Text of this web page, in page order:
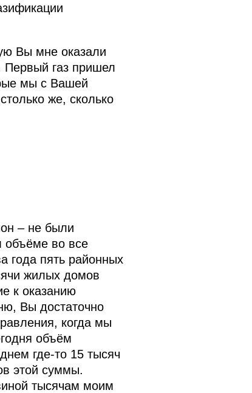
Вы мне оказали
Первый газ пришел
мы с Вашей
же, сколько
– не были
объёме во все
года пять районных
жилых домов
к оказанию
Вы достаточно
когда мы
объём
где‑то 15 тысяч
этой суммы.
тысячам моим